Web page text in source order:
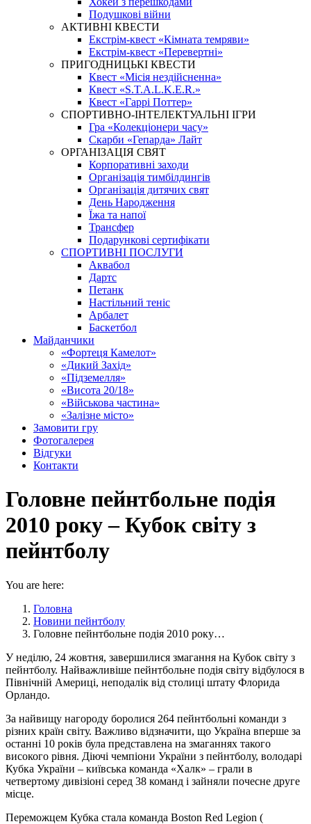
Подушкові війни
АКТИВНІ КВЕСТИ
Екстрім-квест «Кімната темряви»
Екстрім-квест «Перевертні»
ПРИГОДНИЦЬКІ КВЕСТИ
Квест «Місія нездійсненна»
Квест «S.T.A.L.K.E.R.»
Квест «Гаррі Поттер»
СПОРТИВНО-ІНТЕЛЕКТУАЛЬНІ ІГРИ
Гра «Колекціонери часу»
Скарби «Гепарда» Лайт
ОРГАНІЗАЦІЯ СВЯТ
Корпоративні заходи
Організація тимбілдингів
Організація дитячих свят
День Народження
Їжа та напої
Трансфер
Подарункові сертифікати
СПОРТИВНІ ПОСЛУГИ
Аквабол
Дартс
Петанк
Настільний теніс
Арбалет
Баскетбол
Майданчики
«Фортеця Камелот»
«Дикий Захід»
«Підземелля»
«Висота 20/18»
«Військова частина»
«Залізне місто»
Замовити гру
Фотогалерея
Відгуки
Контакти
Головне пейнтбольне подія
2010 року – Кубок світу з
пейнтболу
You are here:
Головна
Новини пейнтболу
Головне пейнтбольне подія 2010 року…
У неділю, 24 жовтня, завершилися змагання на Кубок світу з
пейнтболу. Найважливіше пейнтбольне подія світу відбулося в
Північній Америці, неподалік від столиці штату Флорида
Орландо.
За найвищу нагороду боролися 264 пейнтбольні команди з
різних країн світу. Важливо відзначити, що Україна вперше за
останні 10 років була представлена на змаганнях такого
високого рівня. Діючі чемпіони України з пейнтболу, володарі
Кубка України – київська команда «Халк» – грали в
четвертому дивізіоні серед 38 команд і зайняли почесне друге
місце.
Переможцем Кубка стала команда Boston Red Legion (